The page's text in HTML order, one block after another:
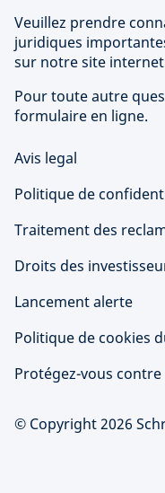
Veuillez prendre
juridiques
sur notre site
Pour toute autre
formulaire en ligne.
Avis legal
Politique de
Traitement des
Droits des
Lancement alerte
Politique de cookies
Protégez-vous
© Copyright 2026